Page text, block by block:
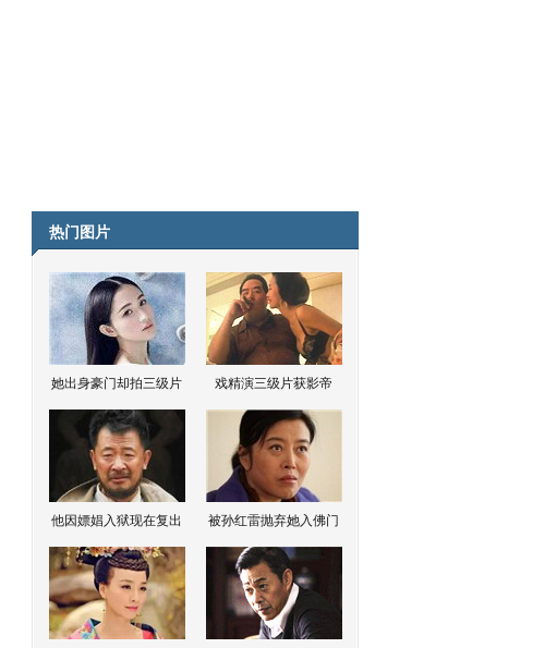
热门图片
她出身豪门却拍三级片 戏精演三级片获影帝
他因嫖娼入狱现在复出 被孙红雷抛弃她入佛门